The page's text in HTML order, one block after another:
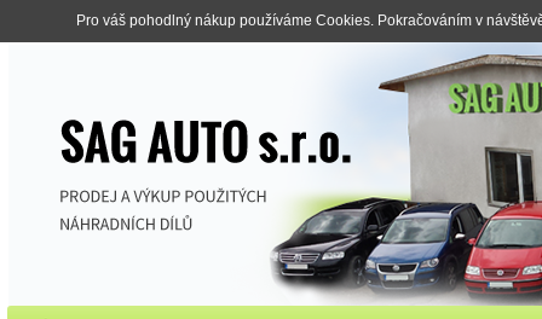
Pro váš pohodlný nákup používáme Cookies. Pokračováním v